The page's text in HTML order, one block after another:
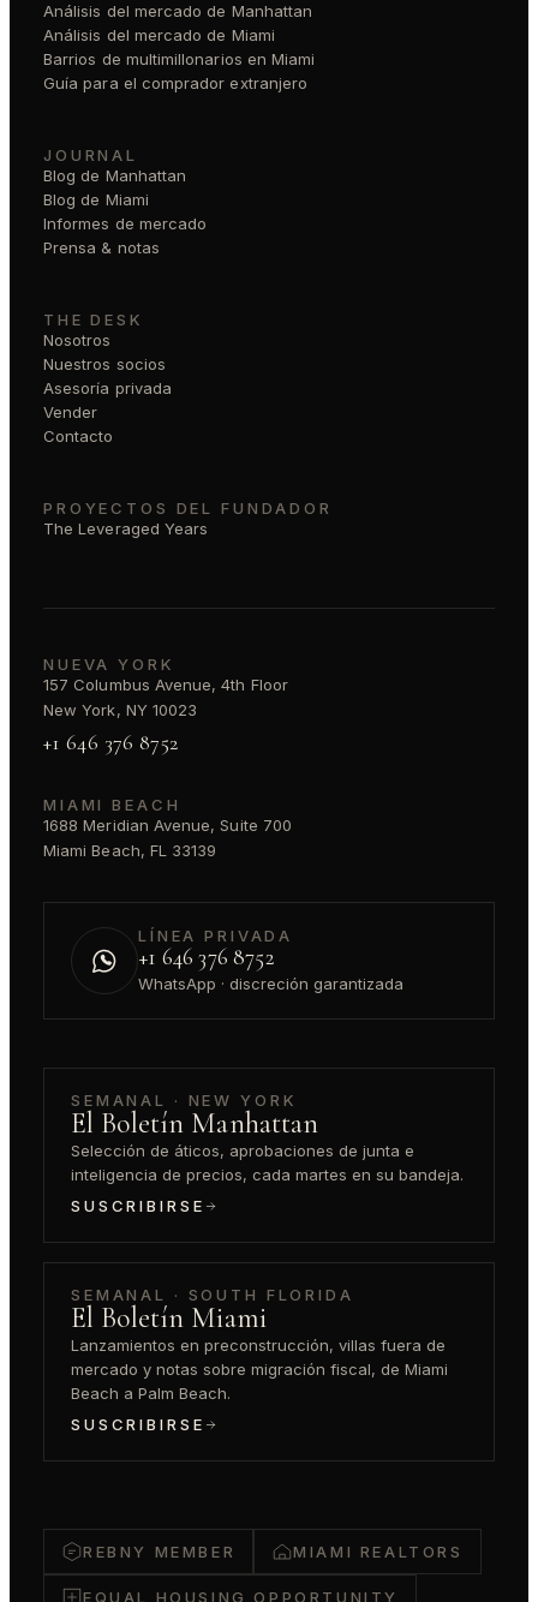
Análisis del mercado de Manhattan
Análisis del mercado de Miami
Barrios de multimillonarios en Miami
Guía para el comprador extranjero
JOURNAL
Blog de Manhattan
Blog de Miami
Informes de mercado
Prensa & notas
THE DESK
Nosotros
Nuestros socios
Asesoría privada
Vender
Contacto
PROYECTOS DEL FUNDADOR
The Leveraged Years
NUEVA YORK
157 Columbus Avenue, 4th Floor
New York, NY 10023
+1 646 376 8752
MIAMI BEACH
1688 Meridian Avenue, Suite 700
Miami Beach, FL 33139
LÍNEA PRIVADA
+1 646 376 8752
WhatsApp · discreción garantizada
SEMANAL · NEW YORK
El Boletín Manhattan
Selección de áticos, aprobaciones de junta e
inteligencia de precios, cada martes en su bandeja.
SUSCRIBIRSE
SEMANAL · SOUTH FLORIDA
El Boletín Miami
Lanzamientos en preconstrucción, villas fuera de
mercado y notas sobre migración fiscal, de Miami
Beach a Palm Beach.
SUSCRIBIRSE
REBNY MEMBER MIAMI REALTORS
EQUAL HOUSING OPPORTUNITY